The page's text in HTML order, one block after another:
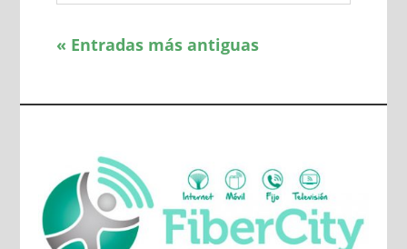
« Entradas más antiguas